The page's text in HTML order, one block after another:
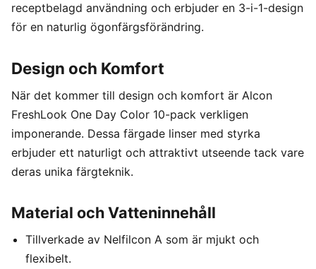
receptbelagd användning och erbjuder en 3-i-1-design
för en naturlig ögonfärgsförändring.
Design och Komfort
När det kommer till design och komfort är Alcon
FreshLook One Day Color 10-pack verkligen
imponerande. Dessa färgade linser med styrka
erbjuder ett naturligt och attraktivt utseende tack vare
deras unika färgteknik.
Material och Vatteninnehåll
Tillverkade av Nelfilcon A som är mjukt och
flexibelt.